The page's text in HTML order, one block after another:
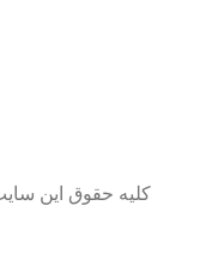
کلیه حقوق این